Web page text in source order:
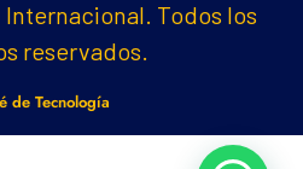
Todos los
reservados.
de Tecnología